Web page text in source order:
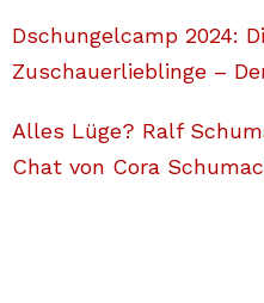
Dschungelcamp 2024:
Zuschauerlieblinge –
Alles Lüge? Ralf
Chat von Cora